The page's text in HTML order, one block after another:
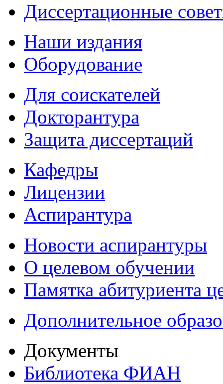
Диссертационные
Наши издания
Оборудование
Для соискателей
Докторантура
Защита диссертаций
Кафедры
Лицензии
Аспирантура
Новости аспирантуры
О целевом обучении
Памятка абитуриента
Дополнительное
Документы
Библиотека ФИАН